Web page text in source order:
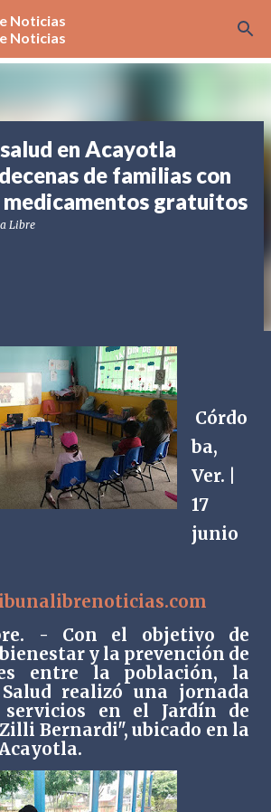
al contenido principal
Noticias
Noticias
en Acayotla
de familias con
medicamentos gratuitos
Libre
Córdo
ba,
Ver. |
17
junio
- Con el objetivo de
y la prevención de
entre la población, la
realizó una jornada
en el Jardín de
Bernardi", ubicado en la